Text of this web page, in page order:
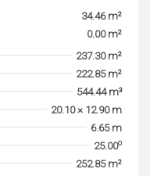
34.46 m²
0.00 m²
237.30 m²
222.85 m²
544.44 m³
20.10 × 12.90 m
6.65 m
25.00o
252.85 m²